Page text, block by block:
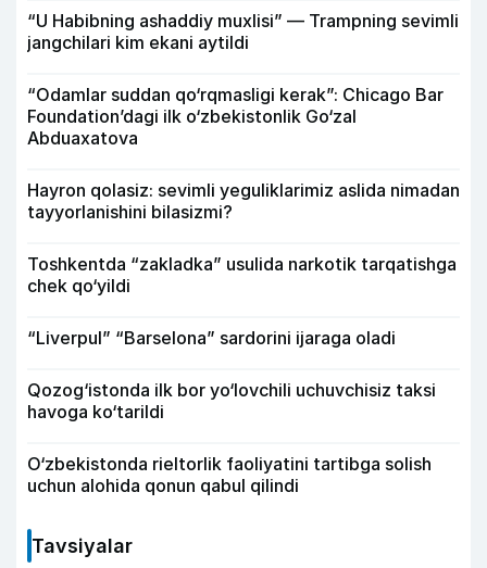
“U Habibning ashaddiy muxlisi” — Trampning sevimli
jangchilari kim ekani aytildi
“Odamlar suddan qo‘rqmasligi kerak”: Chicago Bar
Foundation’dagi ilk o‘zbekistonlik Go‘zal
Abduaxatova
Hayron qolasiz: sevimli yeguliklarimiz aslida nimadan
tayyorlanishini bilasizmi?
Toshkentda “zakladka” usulida narkotik tarqatishga
chek qo‘yildi
“Liverpul” “Barselona” sardorini ijaraga oladi
Qozog‘istonda ilk bor yo‘lovchili uchuvchisiz taksi
havoga ko‘tarildi
O‘zbekistonda rieltorlik faoliyatini tartibga solish
uchun alohida qonun qabul qilindi
Tavsiyalar